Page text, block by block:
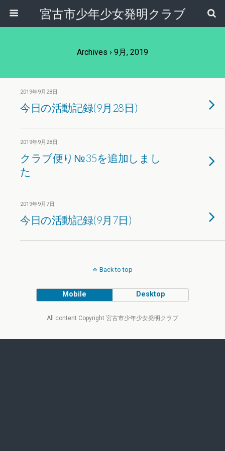
宮古市少年少女発明クラブ
Archives › 9月, 2019
2019年9月28日
今日の活動記録(9月28日)
2019年9月28日
クラブ便り№35を追加しまし
た
2019年9月7日
今日の活動記録(9月7日)
Back to top
Mobile Desktop
All content Copyright 宮古市少年少女発明クラブ